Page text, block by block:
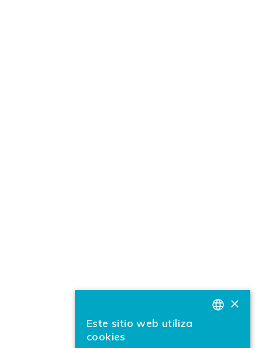
×
Este sitio web utiliza
cookies